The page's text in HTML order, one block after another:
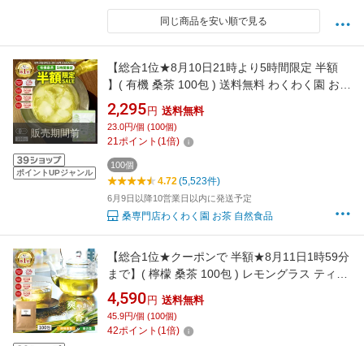
同じ商品を安い順で見る
販売期間前
ポイントUPジャンル
【総合1位★8月10日21時より5時間限定 半額
】( 有機 桑茶 100包 ) 送料無料 わくわく園 おい
しい 桑の葉茶 オーガニック 桑 お茶 健康 対策
制限 ノンカフェイン 国産 桑の葉 有機JAS ティ
ーバッグ くわ 温活 桑葉 有機桑茶 ギフト
2,295 円 送料無料
23.0円/個 (100個)
21ポイント (1倍)
100個
4.72(5,523件)
6月9日以降10営業日以内に発送予定
桑専門店わくわく園 お茶 自然食品
【総合1位★クーポンで 半額★8月11日1時59分
まで】( 檸檬 桑茶 100包 ) レモングラス ティー
わくわく園 送料無料 桑の葉 国産 桑 桑茶 ハー
ブ ブレンド アロマ ティーバッグ 桑葉 制限 水
分補給 大容量 香草 檸檬桑茶 レモン桑茶 健康
4,590 円 送料無料
45.9円/個 (100個)
42ポイント (1倍)